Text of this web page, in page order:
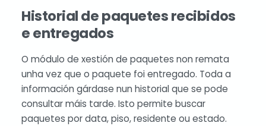
Historial de paquetes recibidos
e entregados
O módulo de xestión de paquetes non remata
unha vez que o paquete foi entregado. Toda a
información gárdase nun historial que se pode
consultar máis tarde. Isto permite buscar
paquetes por data, piso, residente ou estado.